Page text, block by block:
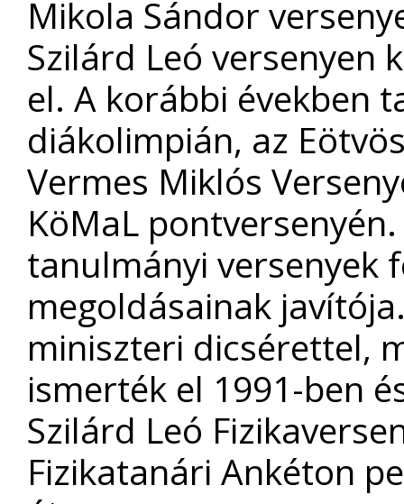
Mikola Sándor
Szilárd Leó versenyen
el. A korábbi években
diákolimpián, az
Vermes Miklós
KöMaL
tanulmányi versenyek
megoldásainak
miniszteri dicsérettel,
ismerték el 1991-ben
Szilárd Leó
Fizikatanári Ankéton